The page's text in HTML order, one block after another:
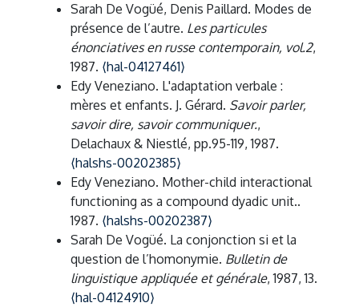
Sarah De Vogüé, Denis Paillard. Modes de
présence de l’autre. Les particules
énonciatives en russe contemporain, vol.2,
1987. ⟨hal-04127461⟩
Edy Veneziano. L'adaptation verbale :
mères et enfants. J. Gérard. Savoir parler,
savoir dire, savoir communiquer.,
Delachaux & Niestlé, pp.95-119, 1987.
⟨halshs-00202385⟩
Edy Veneziano. Mother-child interactional
functioning as a compound dyadic unit..
1987. ⟨halshs-00202387⟩
Sarah De Vogüé. La conjonction si et la
question de l’homonymie. Bulletin de
linguistique appliquée et générale, 1987, 13.
⟨hal-04124910⟩